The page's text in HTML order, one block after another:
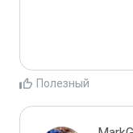
Полезный